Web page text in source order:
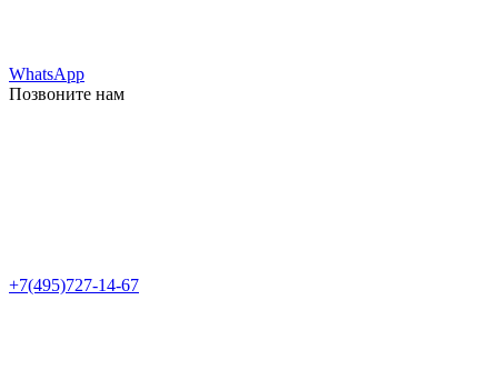
WhatsApp
Позвоните нам
+7(495)727-14-67